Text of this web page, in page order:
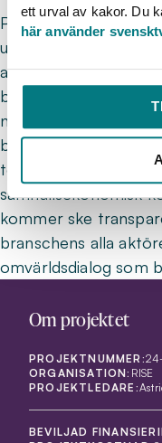
ett urval av kakor. Du
här använder
Projektets syfte är
utforma underlag till
av förorenat
branschpraxis är
närmare utifrån
teknikleverantörens
samhällsekonomisk
kommer ske
branschens alla
omvärldsdialog som
Om projektet
PROJEKTNUMMER:
ORGANISATION: RISE
PROJEKTLEDARE:
BEVILJAD